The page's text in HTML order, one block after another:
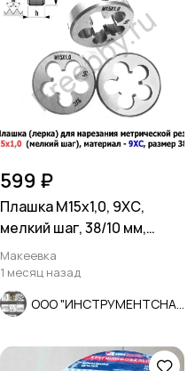
599 ₽
Плашка М15х1,0, 9ХС,
мелкий шаг, 38/10 мм,
ГОСТ 7740-71.
Макеевка
1 месяц назад